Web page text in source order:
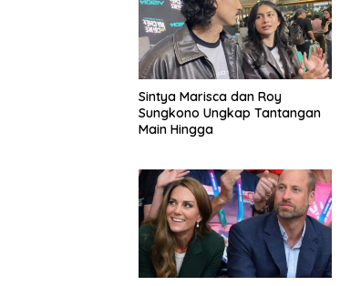
Sintya Marisca dan Roy
Sungkono Ungkap Tantangan
Main Hingga